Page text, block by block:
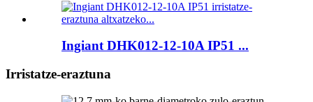
Ingiant DHK012-12-10A IP51 ...
Irristatze-eraztuna